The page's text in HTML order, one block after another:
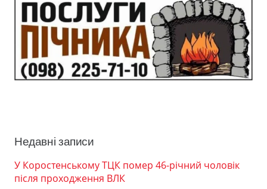
Недавні записи
У Коростенському ТЦК помер 46-річний чоловік
після проходження ВЛК